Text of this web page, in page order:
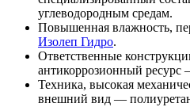
углеводородным средам.
Повышенная влажность,
Изолеп Гидро.
Ответственные
антикоррозионный ресурс
Техника, высокая
внешний вид —